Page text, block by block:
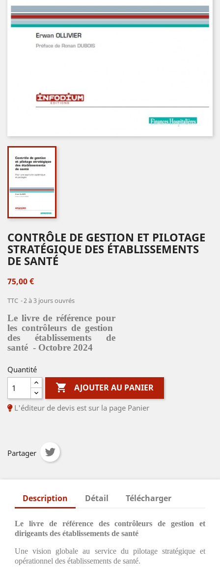
CONTRÔLE DE GESTION ET PILOTAGE
STRATÉGIQUE DES ÉTABLISSEMENTS
DE SANTÉ
75,00 €
TTC 2 à 3 jours ouvrés
Le livre de référence pour
les contrôleurs de gestion
des établissements de
santé - Octobre 2024
Quantité
 AJOUTER AU PANIER
L'éditeur de devis est sur la page Panier
Partager
Description Détail Télécharger
Le livre de référence des contrôleurs de gestion et
dirigeants des établissements de santé
Une vision globale au service du pilotage stratégique et
opérationnel des établissements de santé.